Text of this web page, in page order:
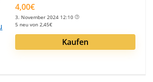
4,00€
3. November 2024 12:10
5 neu von 2,45€
Kaufen